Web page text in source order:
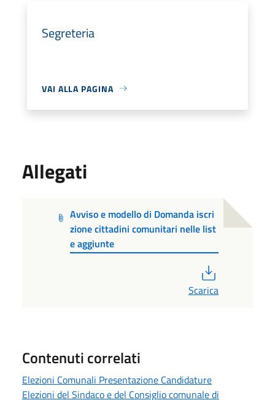
Segreteria
VAI ALLA PAGINA
Allegati
Avviso e modello di Domanda iscri
zione cittadini comunitari nelle list
e aggiunte
Scarica
Contenuti correlati
Elezioni Comunali Presentazione Candidature
Elezioni del Sindaco e del Consiglio comunale di